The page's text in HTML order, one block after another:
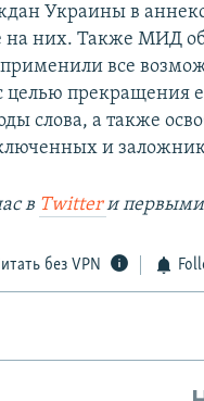
Украины в
на них. Также МИД
применили все
целью прекращения
слова, а также
и
в Twitterи первыми
без VPN